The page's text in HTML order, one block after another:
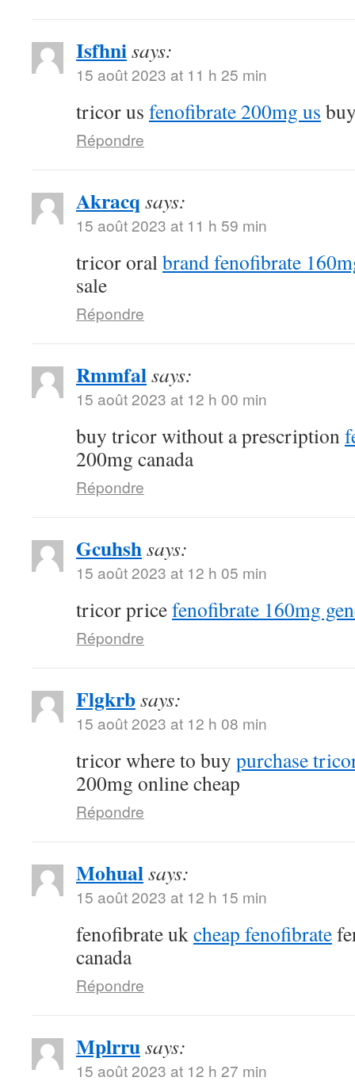
Isfhnisays:
15 août 2023 at 11 h 25 min
tricor us fenofibrate 200mg us
Répondre
Akracq says:
15 août 2023 at 11 h 59 min
tricor oralbrand fenofibrate
sale
Répondre
Rmmfalsays:
15 août 2023 at 12 h 00 min
buy tricor without a prescription
200mg canada
Répondre
Gcuhshsays:
15 août 2023 at 12 h 05 min
tricor pricefenofibrate 160mg
Répondre
Flgkrbsays:
15 août 2023 at 12 h 08 min
tricor where to buy purchase
200mg online cheap
Répondre
Mohualsays:
15 août 2023 at 12 h 15 min
fenofibrate ukcheap fenofibrate
canada
Répondre
Mplrrusays:
15 août 2023 at 12 h 27 min